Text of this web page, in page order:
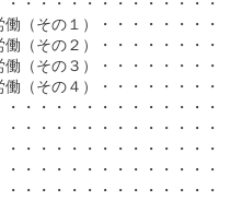
・・・・・・・・・・・・・
（その１）・・・・・・・・
（その２）・・・・・・・・
（その３）・・・・・・・・
（その４）・・・・・・・・
・・・・・・・・・・・・・
・・・・・・・・・・・・・
・・・・・・・・・・・・・
・・・・・・・・・・・・・・
・・・・・・・・・・・・・・